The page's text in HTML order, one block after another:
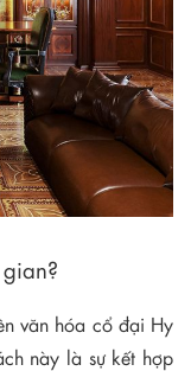
văn hóa cổ đại Hy
này là sự kết hợp